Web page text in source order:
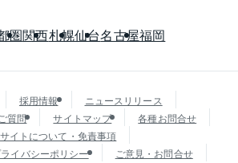
圏関西札幌仙台名古屋福岡
採用情報
ニュースリリース
質問
サイトマップ
各種お問合せ
サイトについて・免責事項
イバシーポリシー
ご意見・お問合せ